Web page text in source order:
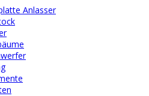
Anlasser